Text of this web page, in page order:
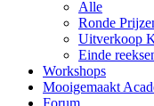
Alle
Ronde
Uitverkoop
Einde
Workshops
Mooigemaakt
Forum